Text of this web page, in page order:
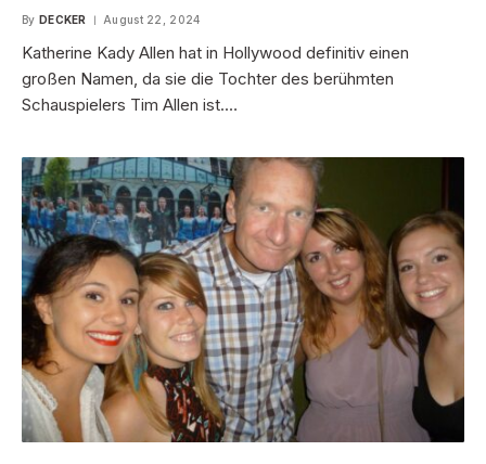
By DECKER August 22, 2024
Katherine Kady Allen hat in Hollywood definitiv einen
großen Namen, da sie die Tochter des berühmten
Schauspielers Tim Allen ist.…